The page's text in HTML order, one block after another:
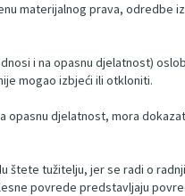
materijalnog prava, odredbe
i na opasnu djelatnost)
mogao izbjeći ili otkloniti.
djelatnost, mora
tužitelju, jer se radi o
povrede predstavljaju